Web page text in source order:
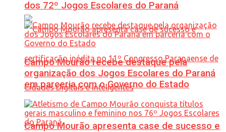
Campo Mourão apresenta case de sucesso e
dos 72º Jogos Escolares do Paraná
Campo Mourão recebe destaque pela
organização dos Jogos Escolares do Paraná
em parceria com o Governo do Estado